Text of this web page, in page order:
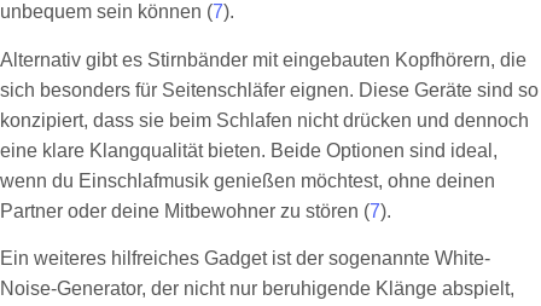
unbequem sein können (7).
Alternativ gibt es Stirnbänder mit eingebauten Kopfhörern, die
sich besonders für Seitenschläfer eignen. Diese Geräte sind so
konzipiert, dass sie beim Schlafen nicht drücken und dennoch
eine klare Klangqualität bieten. Beide Optionen sind ideal,
wenn du Einschlafmusik genießen möchtest, ohne deinen
Partner oder deine Mitbewohner zu stören (7).
Ein weiteres hilfreiches Gadget ist der sogenannte White-
Noise-Generator, der nicht nur beruhigende Klänge abspielt,